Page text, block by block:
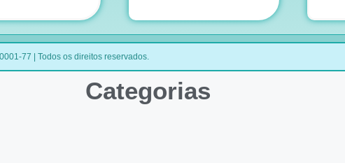
77 | Todos os direitos reservados.
Categorias